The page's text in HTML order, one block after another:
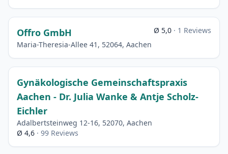
Offro GmbH
Maria-Theresia-Allee 41, 52064, Aachen
Ø 5,0 · 1 Reviews
Gynäkologische Gemeinschaftspraxis
Aachen - Dr. Julia Wanke & Antje Scholz-
Eichler
Adalbertsteinweg 12-16, 52070, Aachen
Ø 4,6 · 99 Reviews